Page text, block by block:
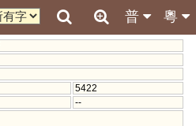
粵
普
5422
--